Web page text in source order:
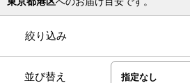
絞り込み
並び替え